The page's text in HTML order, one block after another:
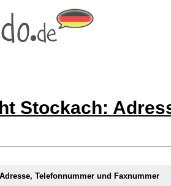
Stockach:
Telefonnummer und Faxnummer